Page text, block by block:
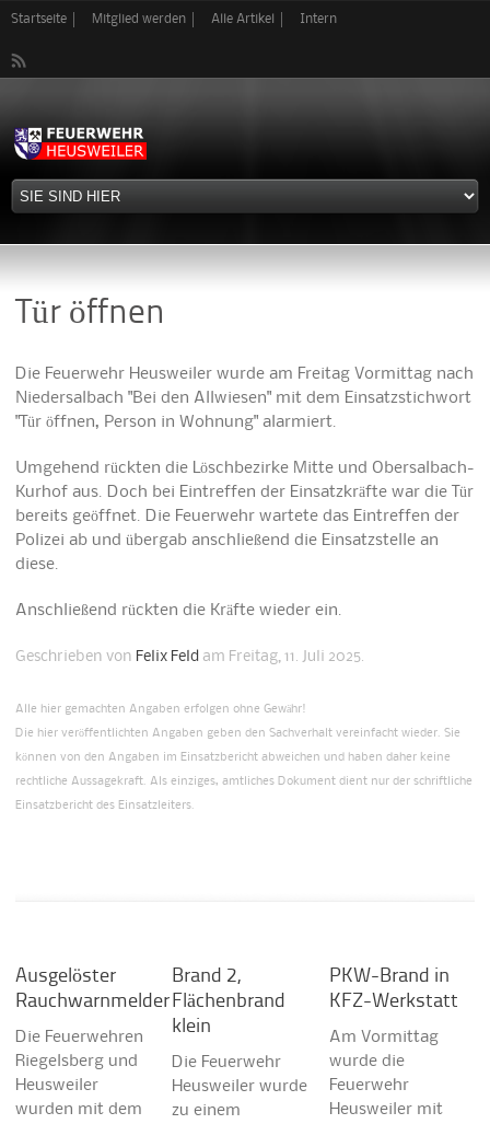
Direkt
Startseite Mitglied werden Alle Artikel Intern
Tür öffnen
Die Feuerwehr Heusweiler wurde am Freitag Vormittag nach
Niedersalbach "Bei den Allwiesen" mit dem Einsatzstichwort
"Tür öffnen, Person in Wohnung" alarmiert.
Umgehend rückten die Löschbezirke Mitte und Obersalbach-
Kurhof aus. Doch bei Eintreffen der Einsatzkräfte war die Tür
bereits geöffnet. Die Feuerwehr wartete das Eintreffen der
Polizei ab und übergab anschließend die Einsatzstelle an
diese.
Anschließend rückten die Kräfte wieder ein.
Geschrieben von Felix Feld am Freitag, 11. Juli 2025.
Alle hier gemachten Angaben erfolgen ohne Gewähr!
Die hier veröffentlichten Angaben geben den Sachverhalt vereinfacht wieder. Sie
können von den Angaben im Einsatzbericht abweichen und haben daher keine
rechtliche Aussagekraft. Als einziges, amtliches Dokument dient nur der schriftliche
Einsatzbericht des Einsatzleiters.
Ausgelöster
Rauchwarnmelder
Die Feuerwehren
Riegelsberg und
Heusweiler
wurden mit dem
Brand 2,
Flächenbrand
klein
Die Feuerwehr
Heusweiler wurde
zu einem
PKW-Brand in
KFZ-Werkstatt
Am Vormittag
wurde die
Feuerwehr
Heusweiler mit